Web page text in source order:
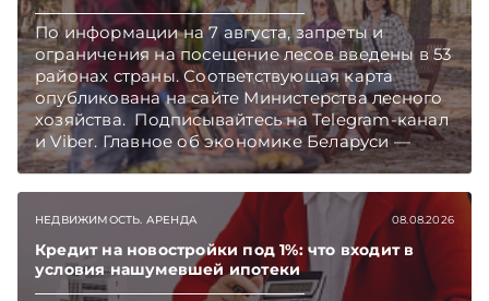
По информации на 7 августа, запреты и
ограничения на посещение лесов введены в 53
районах страны. Соответствующая карта
опубликована на сайте Министерства лесного
хозяйства. Подписывайтесь на Telegram‑канал
и Viber. Главное об экономике Беларуси —
раньше, чем в новостях TelegramViber
НЕДВИЖИМОСТЬ. АРЕНДА 08.08.2026
Кредит на новостройки под 1%: что входит в
условия нашумевшей ипотеки